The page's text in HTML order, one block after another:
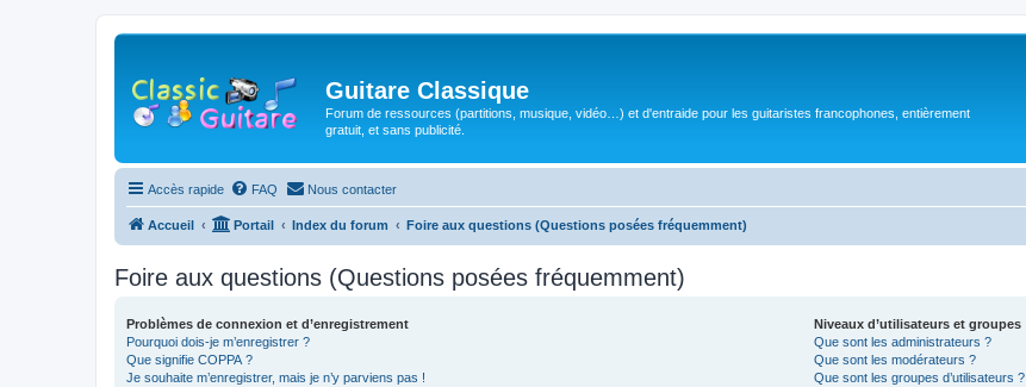
Guitare Classique
Forum de ressources (partitions, musique, vidéo…) et d'entraide pour les guitaristes francophones, entièrement
gratuit, et sans publicité.
Accès rapide FAQ Nous contacter
Accueil Portail Index du forum Foire aux questions (Questions posées fréquemment)
Foire aux questions (Questions posées fréquemment)
Problèmes de connexion et d’enregistrement
Pourquoi dois-je m’enregistrer ?
Que signifie COPPA ?
Je souhaite m’enregistrer, mais je n’y parviens pas !
Niveaux d’utilisateurs et groupes
Que sont les administrateurs ?
Que sont les modérateurs ?
Que sont les groupes d’utilisateurs ?